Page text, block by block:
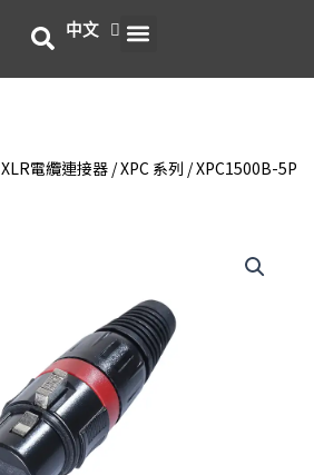
中文
English
選
單
XLR電纜連接器 /XPC 系列 / XPC1500B-5P